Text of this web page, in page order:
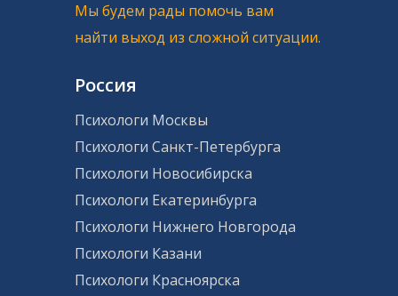
Мы будем рады помочь вам
найти выход из сложной ситуации.
Россия
Психологи Москвы
Психологи Санкт-Петербурга
Психологи Новосибирска
Психологи Екатеринбурга
Психологи Нижнего Новгорода
Психологи Казани
Психологи Красноярска